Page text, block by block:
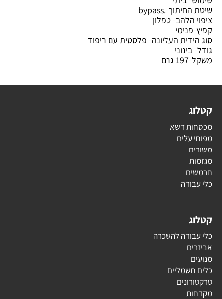
שיטת החיתוך-.bypass
ציפוי הלהב- טפלון
קפיץ-פנימי
סוג הידית העליונה- פלסטית עם ריפוד
גודל- בינוני
משקל-197 גרם
קטלוג
מכסחות דשא
מפוחי עלים
משורים
מגזמות
חרמשים
כלי עבודה
קטלוג
כלי עבודה להשכרה
אביזרים
מנועים
כלים חשמליים
טרקטורונים
מקדחות